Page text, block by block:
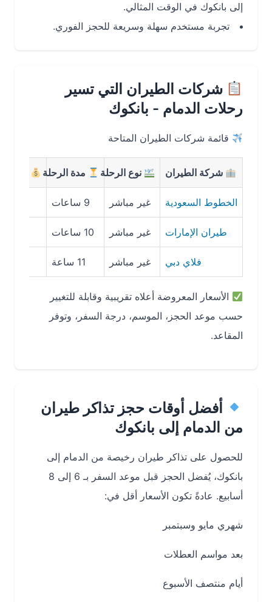
إلى بانكوك في الوقت المثالي.
تجربة مستخدم سهلة وسريعة للحجز الفوري.
شركات الطيران التي تسير
رحلات الدمام - بانكوك
قائمة شركات الطيران المتاحة
شركة الطيران نوع الرحلة مدة الرحلة متوسط
الخطوط السعودية غير مباشر 9 ساعات
طيران الإمارات غير مباشر 10 ساعات
فلاي دبي غير مباشر
الأسعار المعروضة أعلاه تقريبية وقابلة للتغيير
حسب موعد الحجز، الموسم، درجة السفر، وتوفر
المقاعد.
أفضل أوقات حجز تذاكر طيران
من الدمام إلى بانكوك
للحصول على تذاكر طيران رخيصة من الدمام إلى
بانكوك، يُفضل الحجز قبل موعد السفر بـ 6 إلى 8
أسابيع. عادةً تكون الأسعار أقل في:
شهري مايو وسبتمبر
بعد مواسم العطلات
أيام منتصف الأسبوع